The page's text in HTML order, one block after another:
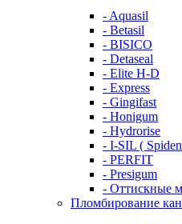
- Aquasil
- Betasil
- BISICO
- Detaseal
- Elite H-D
- Express
- Gingifast
- Honigum
- Hydrorise
- I-SIL (
- PERFIT
- Presigum
- Оттискные
Пломбирование